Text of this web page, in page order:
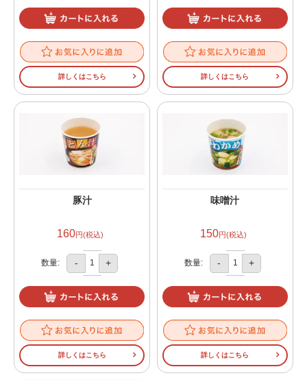
詳しくはこちら 詳しくはこちら
豚汁
160円(税込)
数量: - +
詳しくはこちら
味噌汁
150円(税込)
数量: - +
詳しくはこちら